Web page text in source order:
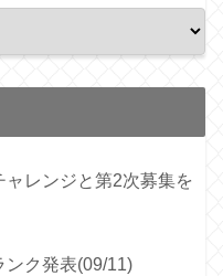
レンジと第2次募集を
ンク発表(09/11)